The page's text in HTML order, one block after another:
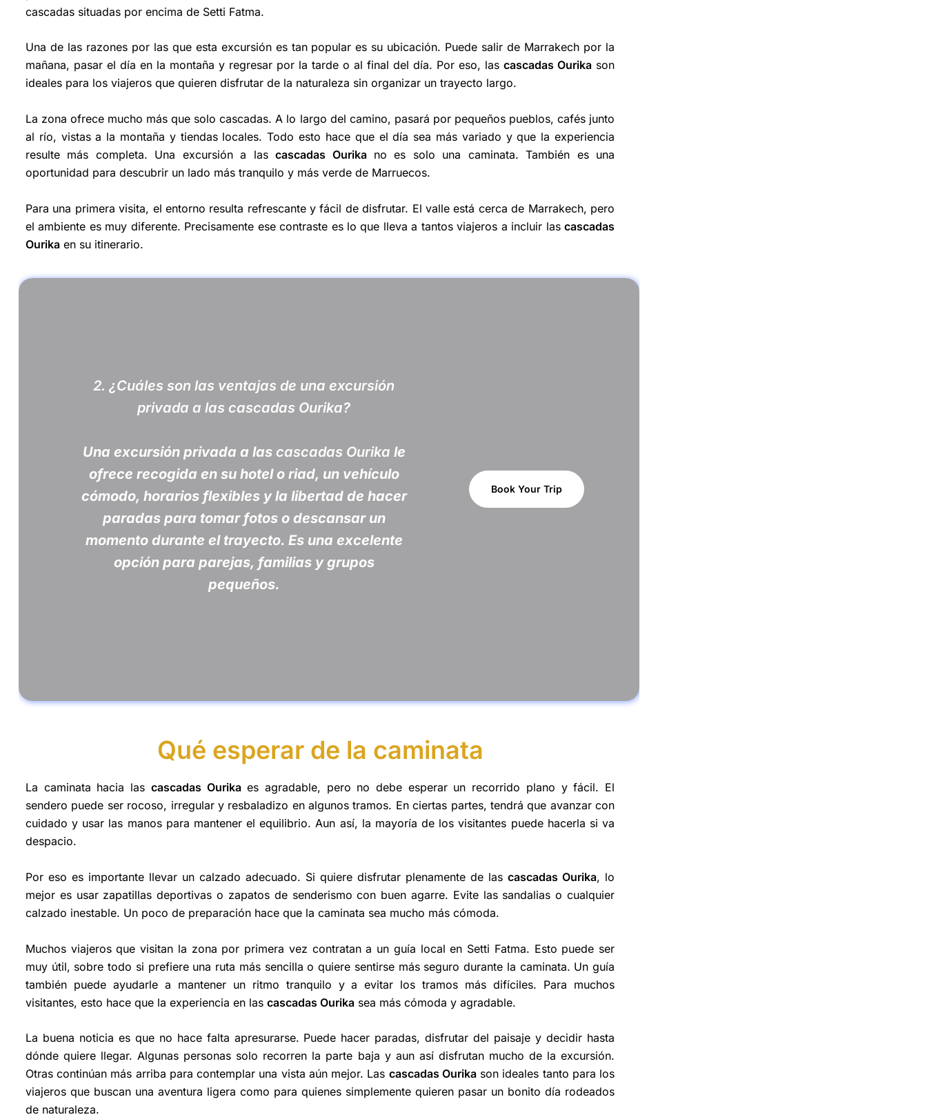
cascadas situadas por encima de Setti Fatma.
Una de las razones por las que esta excursión es tan popular es su ubicación. Puede salir de Marrakech por la
mañana, pasar el día en la montaña y regresar por la tarde o al final del día. Por eso, las cascadas Ourika son
ideales para los viajeros que quieren disfrutar de la naturaleza sin organizar un trayecto largo.
La zona ofrece mucho más que solo cascadas. A lo largo del camino, pasará por pequeños pueblos, cafés junto
al río, vistas a la montaña y tiendas locales. Todo esto hace que el día sea más variado y que la experiencia
resulte más completa. Una excursión a lascascadas Ourikano es solo una caminata. También es una
oportunidad para descubrir un lado más tranquilo y más verde de Marruecos.
Para una primera visita, el entorno resulta refrescante y fácil de disfrutar. El valle está cerca de Marrakech, pero
el ambiente es muy diferente. Precisamente ese contraste es lo que lleva a tantos viajeros a incluir las cascadas
Ourika en su itinerario.
2. ¿Cuáles son las ventajas de una excursión
privada a las cascadas Ourika?
Una excursión privada a las cascadas Ourika le
ofrece recogida en su hotel o riad, un vehículo
cómodo, horarios flexibles y la libertad de hacer
paradas para tomar fotos o descansar un
momento durante el trayecto. Es una excelente
opción para parejas, familias y grupos
pequeños.
Book Your Trip
Qué esperar de la caminata
La caminata hacia las cascadas Ourikaes agradable, pero no debe esperar un recorrido plano y fácil. El
sendero puede ser rocoso, irregular y resbaladizo en algunos tramos. En ciertas partes, tendrá que avanzar con
cuidado y usar las manos para mantener el equilibrio. Aun así, la mayoría de los visitantes puede hacerla si va
despacio.
Por eso es importante llevar un calzado adecuado. Si quiere disfrutar plenamente de las cascadas Ourika, lo
mejor es usar zapatillas deportivas o zapatos de senderismo con buen agarre. Evite las sandalias o cualquier
calzado inestable. Un poco de preparación hace que la caminata sea mucho más cómoda.
Muchos viajeros que visitan la zona por primera vez contratan a un guía local en Setti Fatma. Esto puede ser
muy útil, sobre todo si prefiere una ruta más sencilla o quiere sentirse más seguro durante la caminata. Un guía
también puede ayudarle a mantener un ritmo tranquilo y a evitar los tramos más difíciles. Para muchos
visitantes, esto hace que la experiencia en las cascadas Ourika sea más cómoda y agradable.
La buena noticia es que no hace falta apresurarse. Puede hacer paradas, disfrutar del paisaje y decidir hasta
dónde quiere llegar. Algunas personas solo recorren la parte baja y aun así disfrutan mucho de la excursión.
Otras continúan más arriba para contemplar una vista aún mejor. Las cascadas Ourikason ideales tanto para los
viajeros que buscan una aventura ligera como para quienes simplemente quieren pasar un bonito día rodeados
de naturaleza.